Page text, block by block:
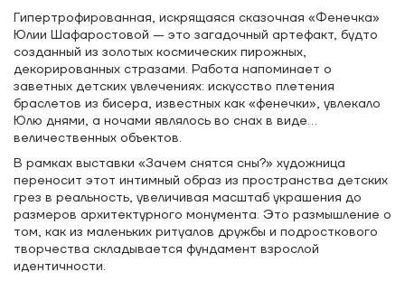
Гипертрофированная, искрящаяся сказочная «Фенечка»
Юлии Шафаростовой — это загадочный артефакт, будто
созданный из золотых космических пирожных,
декорированных стразами. Работа напоминает о
заветных детских увлечениях: искусство плетения
браслетов из бисера, известных как «фенечки», увлекало
Юлю днями, а ночами являлось во снах в виде
величественных объектов.
В рамках выставки «Зачем снятся сны?» художница
переносит этот интимный образ из пространства детских
грез в реальность, увеличивая масштаб украшения до
размеров архитектурного монумента. Это размышление о
том, как из маленьких ритуалов дружбы и подросткового
творчества складывается фундамент взрослой
идентичности.